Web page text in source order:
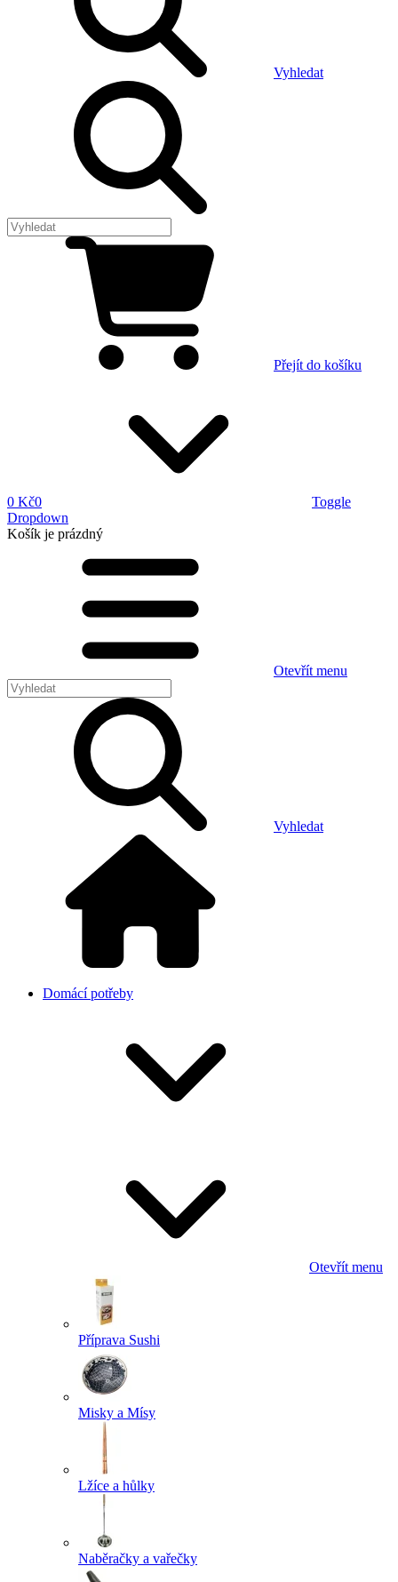
Vyhledat
Přejít do košíku
0 Kč0
Toggle
Dropdown
Košík je prázdný
Otevřít menu
Vyhledat
Domácí potřeby
Otevřít menu
Příprava Sushi
Misky a Mísy
Lžíce a hůlky
Naběračky a vařečky